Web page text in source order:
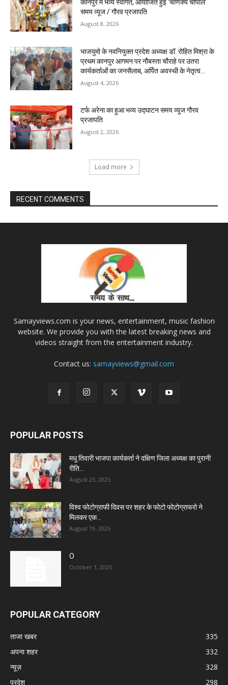
कानपुर में भव्य स्वागत, आयोजित हुई ‘चाणक्य चौपाल’ ​
समय व्यूज / गौरव प्रजापति
August 8, 2026
भाजयुमो के नवनियुक्त प्रदेश अध्यक्ष डॉ. रोहित मिश्रा के
प्रथम कानपुर आगमन पर नौबस्ता चौराहे पर उतरा
कार्यकर्ताओं का जनसैलाब, अर्पित अवस्थी के नेतृत्व...
August 4, 2026
टर्फ अरेना का हुआ भव्य उद्घाटन समय व्यूज गौरव
प्रजापति
August 2, 2026
Load more
RECENT COMMENTS
Samayviews.com is your news, entertainment, music fashion
website. We provide you with the latest breaking news and
videos straight from the entertainment industry.
Contact us: samayviews@gmail.com
POPULAR POSTS
मधु तिवारी भाजपा कार्यकर्ता ने दक्षिण जिला अध्यक्ष का पुरानी
रीति...
August 23, 2025
विश्व फोटोग्राफी दिवस पर शहर के फोटो फोटोग्राफरो ने
मिलकर एक...
August 19, 2025
O
October 1, 2025
POPULAR CATEGORY
ताजा खबर
335
अपना शहर
332
न्यूज़
328
प्रदेश
298